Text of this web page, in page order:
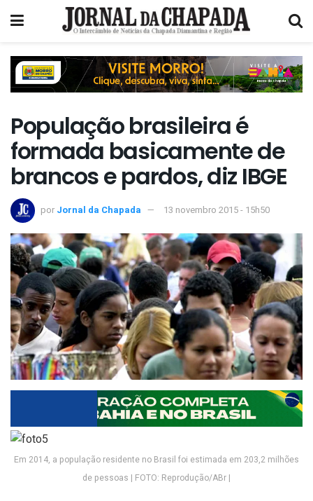
População brasileira é
formada basicamente de
brancos e pardos, diz IBGE
por Jornal da Chapada 13 novembro 2015 - 15h50
Em 2014, a população residente no Brasil foi estimada em 203,2 milhões
de pessoas | FOTO: Reprodução/ABr |